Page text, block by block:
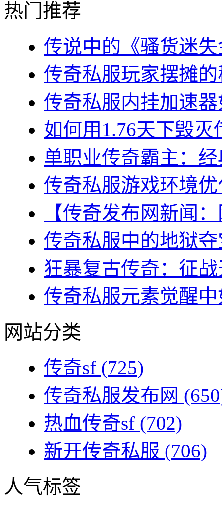
热门推荐
传说中的《骚货迷
传奇私服玩家摆摊
传奇私服内挂加速
如何用1.76天下毁灭
单职业传奇霸主：
传奇私服游戏环境
【传奇发布网新闻
传奇私服中的地狱
狂暴复古传奇：征
传奇私服元素觉醒
网站分类
传奇sf (725)
传奇私服发布网
热血传奇sf (702)
新开传奇私服 (706)
人气标签